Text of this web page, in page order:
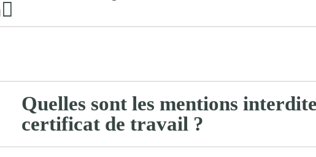
Quelles sont les mentions
certificat de travail ?